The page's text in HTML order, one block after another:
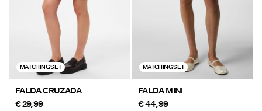
MATCHING SET
FALDA CRUZADA
€ 29,99
MATCHING SET
FALDA MINI
€ 44,99